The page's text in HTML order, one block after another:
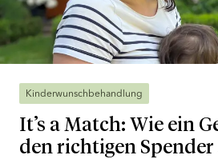
Kinderwunschbehandlung
It’s a Match: Wie ein
den richtigen